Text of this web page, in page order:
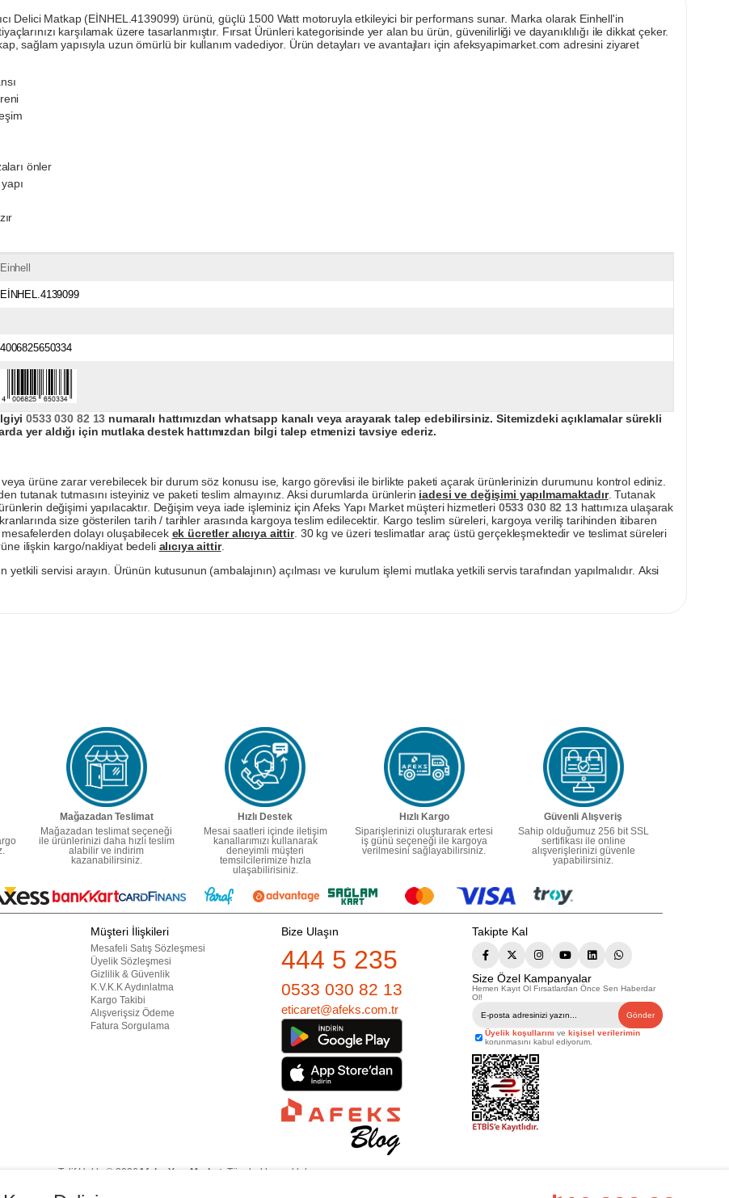
Delici Matkap (EİNHEL.4139099) ürünü, güçlü 1500 Watt motoruyla etkileyici bir performans sunar. Marka olarak Einhell'in
karşılamak üzere tasarlanmıştır. Fırsat Ürünleri kategorisinde yer alan bu ürün, güvenilirliği ve dayanıklılığı ile dikkat çeker.
sağlam yapısıyla uzun ömürlü bir kullanım vadediyor. Ürün detayları ve avantajları için afeksyapimarket.com adresini ziyaret
önler
Einhell
EİNHEL.4139099
4006825650334
0533 030 82 13 numaralı hattımızdan whatsapp kanalı veya arayarak talep edebilirsiniz. Sitemizdeki açıklamalar sürekli
yer aldığı için mutlaka destek hattımızdan bilgi talep etmenizi tavsiye ederiz.
ürüne zarar verebilecek bir durum söz konusu ise, kargo görevlisi ile birlikte paketi açarak ürünlerinizin durumunu kontrol ediniz.
tutanak tutmasını isteyiniz ve paketi teslim almayınız. Aksi durumlarda ürünlerin iadesi ve değişimi yapılmamaktadır. Tutanak
değişimi yapılacaktır. Değişim veya iade işleminiz için Afeks Yapı Market müşteri hizmetleri 0533 030 82 13hattımıza ulaşarak
size gösterilen tarih / tarihler arasında kargoya teslim edilecektir. Kargo teslim süreleri, kargoya veriliş tarihinden itibaren
dolayı oluşabilecek ek ücretler alıcıya aittir. 30 kg ve üzeri teslimatlar araç üstü gerçekleşmektedir ve teslimat süreleri
ilişkin kargo/nakliyat bedeli alıcıya aittir.
yetkili servisi arayın. Ürünün kutusunun (ambalajının) açılması ve kurulum işlemi mutlaka yetkili servis tarafından yapılmalıdır. Aksi
Mağazadan Teslimat
Mağazadan teslimat seçeneği
ile ürünlerinizi daha hızlı teslim
alabilir ve indirim
kazanabilirsiniz.
Hızlı Destek
Mesai saatleri içinde iletişim
kanallarımızı kullanarak
deneyimli müşteri
temsilcilerimize hızla
ulaşabilirisiniz.
Hızlı Kargo
Siparişlerinizi oluşturarak ertesi
iş günü seçeneği ile kargoya
verilmesini sağlayabilirsiniz.
Güvenli Alışveriş
Sahip olduğumuz 256 bit SSL
sertifikası ile online
alışverişlerinizi güvenle
yapabilirsiniz.
Müşteri İlişkileri
Mesafeli Satış Sözleşmesi
Üyelik Sözleşmesi
Gizlilik & Güvenlik
K.V.K.K Aydınlatma
Kargo Takibi
Alışverişsiz Ödeme
Fatura Sorgulama
Bize Ulaşın
444 5 235
0533 030 82 13
eticaret@afeks.com.tr
Takipte Kal
Size Özel Kampanyalar
Hemen Kayıt Ol Fırsatlardan Önce Sen Haberdar
Ol!
Gönder
Üyelik koşullarını ve kişisel verilerimin
korunmasını kabul ediyorum.
Telif Hakkı © 2026 Afeks Yapı Market . Tüm hakları saklıdır.
görsel ve yazılı içerikler firmamıza ait olup, firmamızın yazılı izni alınmadan hiçbir yazılı/görsel içerik, logo, kopyalanamaz, kaynak gösterilemez ve